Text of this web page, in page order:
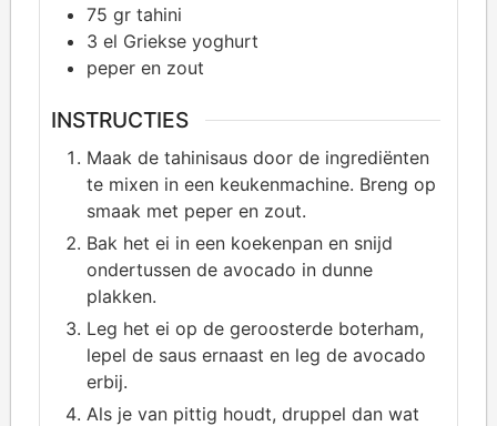
75 gr tahini
3 el Griekse yoghurt
peper en zout
INSTRUCTIES
Maak de tahinisaus door de ingrediënten
te mixen in een keukenmachine. Breng op
smaak met peper en zout.
Bak het ei in een koekenpan en snijd
ondertussen de avocado in dunne
plakken.
Leg het ei op de geroosterde boterham,
lepel de saus ernaast en leg de avocado
erbij.
Als je van pittig houdt, druppel dan wat